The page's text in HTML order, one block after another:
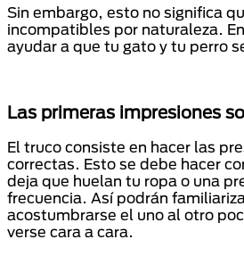
Sin embargo, esto no significa
incompatibles por naturaleza.
ayudar a que tu gato y tu perro
Las primeras impresiones
El truco consiste en hacer las
correctas. Esto se debe hacer
deja que huelan tu ropa o una
frecuencia. Así podrán
acostumbrarse el uno al otro
verse cara a cara.